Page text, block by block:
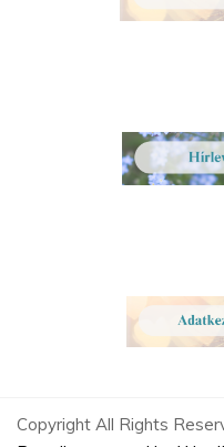
Copyright All Rights